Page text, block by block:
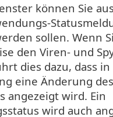
können Sie
sollen. Wenn
den Viren- und
dies dazu, dass in
eine Änderung des
angezeigt wird. Ein
wird auch